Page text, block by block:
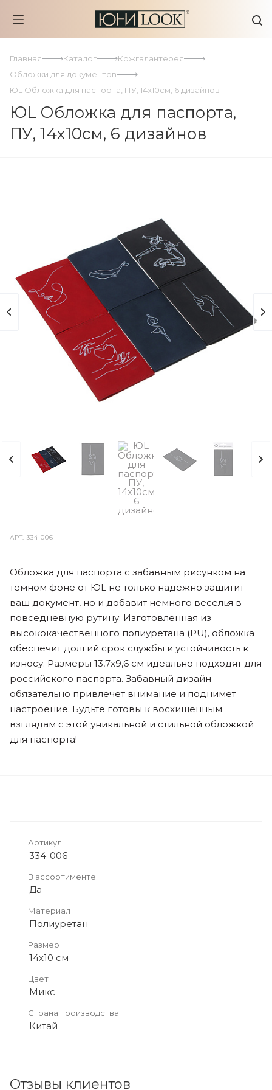
Главная Каталог
Кожгалантерея
Обложки для документов
ЮL Обложка для паспорта, ПУ, 14х10см, 6 дизайнов
ЮL Обложка для паспорта,
ПУ, 14х10см, 6 дизайнов
АРТ.334-006
Обложка для паспорта с забавным рисунком на
темном фоне от ЮL не только надежно защитит
ваш документ, но и добавит немного веселья в
повседневную рутину. Изготовленная из
высококачественного полиуретана (PU), обложка
обеспечит долгий срок службы и устойчивость к
износу. Размеры 13,7x9,6 см идеально подходят для
российского паспорта. Забавный дизайн
обязательно привлечет внимание и поднимет
настроение. Будьте готовы к восхищенным
взглядам с этой уникальной и стильной обложкой
для паспорта!
Артикул
334-006
В ассортименте
Да
Материал
Полиуретан
Размер
14х10 см
Цвет
Микс
Страна производства
Китай
Отзывы клиентов